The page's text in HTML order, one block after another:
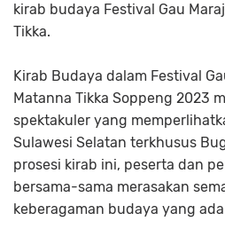
kirab budaya Festival Gau
Tikka.
Kirab Budaya dalam Festival
Matanna Tikka Soppeng 2023
spektakuler yang
Sulawesi Selatan terkhusus
prosesi kirab ini, peserta dan
bersama-sama merasakan
keberagaman budaya yang